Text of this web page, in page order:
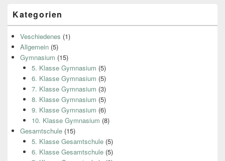
Kategorien
Veschiedenes (1)
Allgemein (5)
Gymnasium (15)
5. Klasse Gymnasium (5)
6. Klasse Gymnasium (5)
7. Klasse Gymnasium (3)
8. Klasse Gymnasium (5)
9. Klasse Gymnasium (6)
10. Klasse Gymnasium (8)
Gesamtschule (15)
5. Klasse Gesamtschule(5)
6. Klasse Gesamtschule(5)